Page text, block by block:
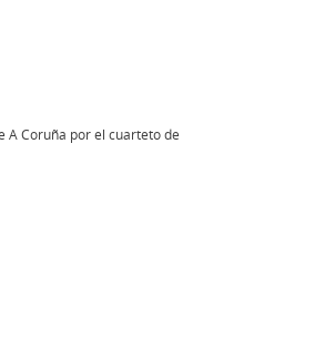
A Coruña por el cuarteto de